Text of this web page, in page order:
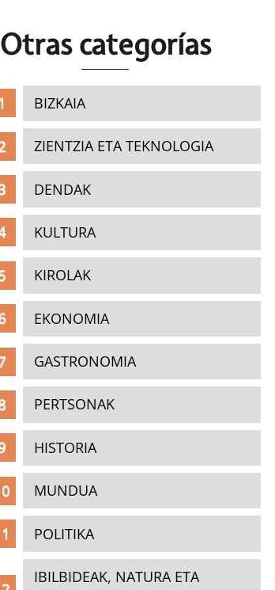
Otras categorías
BIZKAIA
ZIENTZIA ETA TEKNOLOGIA
DENDAK
KULTURA
KIROLAK
EKONOMIA
GASTRONOMIA
PERTSONAK
HISTORIA
MUNDUA
POLITIKA
IBILBIDEAK, NATURA ETA